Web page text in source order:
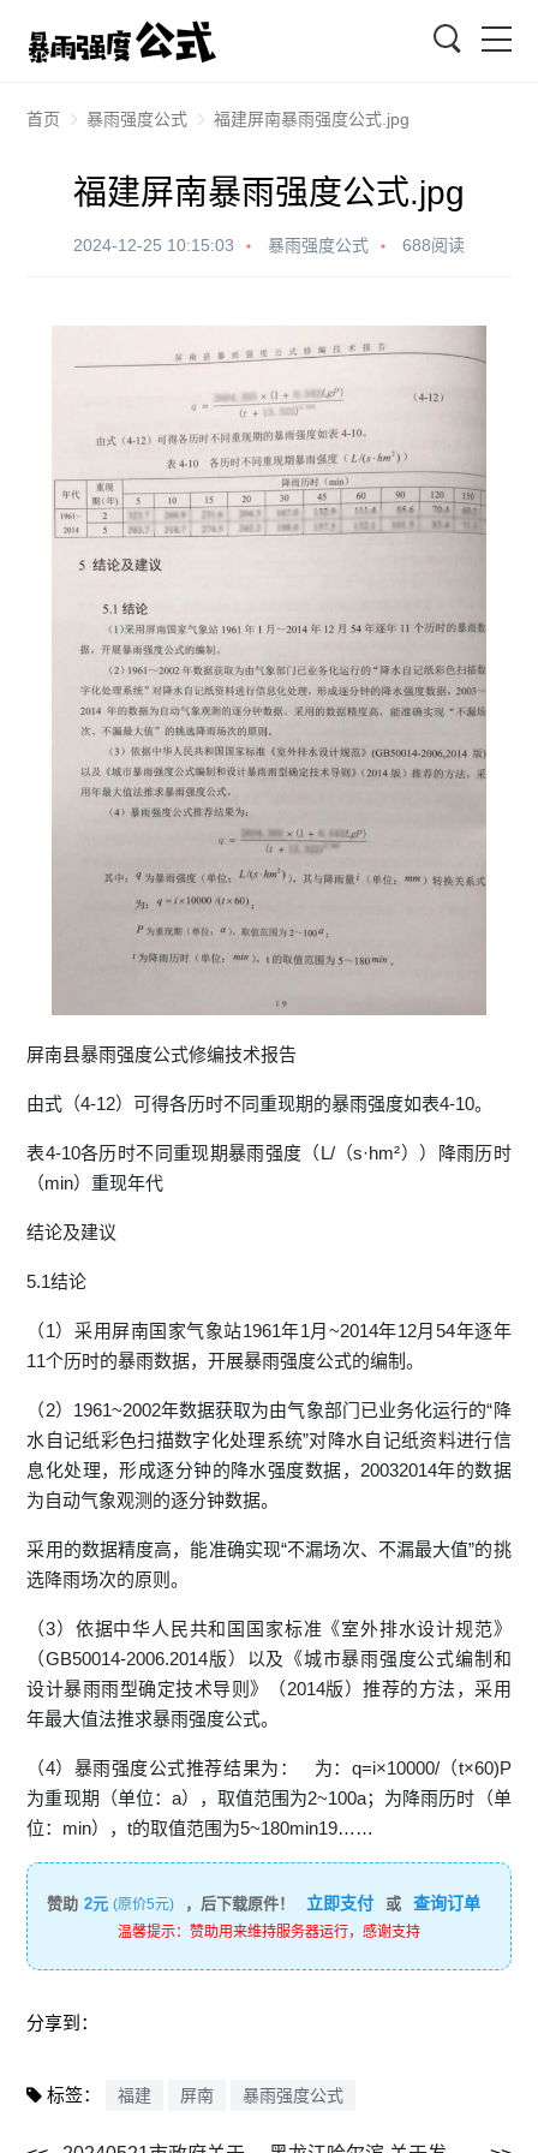
首页 暴雨强度公式 福建屏南暴雨强度公式.jpg
福建屏南暴雨强度公式.jpg
2024-12-25 10:15:03 暴雨强度公式 688阅读
屏南县暴雨强度公式修编技术报告
由式（4-12）可得各历时不同重现期的暴雨强度如表4-10。
表4-10各历时不同重现期暴雨强度（L/（s·hm²））降雨历时
（min）重现年代
结论及建议
5.1结论
（1）采用屏南国家气象站1961年1月~2014年12月54年逐年
11个历时的暴雨数据，开展暴雨强度公式的编制。
（2）1961~2002年数据获取为由气象部门已业务化运行的“降
水自记纸彩色扫描数字化处理系统”对降水自记纸资料进行信
息化处理，形成逐分钟的降水强度数据，20032014年的数据
为自动气象观测的逐分钟数据。
采用的数据精度高，能准确实现“不漏场次、不漏最大值”的挑
选降雨场次的原则。
（3）依据中华人民共和国国家标准《室外排水设计规范》
（GB50014-2006.2014版）以及《城市暴雨强度公式编制和
设计暴雨雨型确定技术导则》（2014版）推荐的方法，采用
年最大值法推求暴雨强度公式。
（4）暴雨强度公式推荐结果为： 为：q=i×10000/（t×60)P
为重现期（单位：a），取值范围为2~100a；为降雨历时（单
位：min），t的取值范围为5~180min19……
赞助 2元 (原价5元) ，后下载原件！ 立即支付 或 查询订单
温馨提示：赞助用来维持服务器运行，感谢支持
分享到：
标签： 福建 屏南 暴雨强度公式